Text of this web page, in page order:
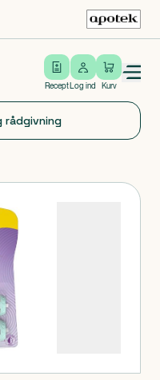
Recept
Log ind
Log ind Kurv
Open/close menu